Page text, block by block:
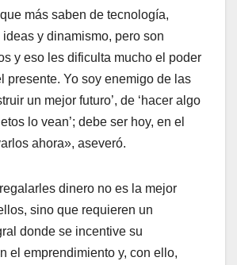
más saben de tecnología,
y dinamismo, pero son
y eso les dificulta mucho el poder
presente. Yo soy enemigo de las
un mejor futuro’, de ‘hacer algo
lo vean’; debe ser hoy, en el
ahora», aseveró.
dinero no es la mejor
sino que requieren un
donde se incentive su
el emprendimiento y, con ello,